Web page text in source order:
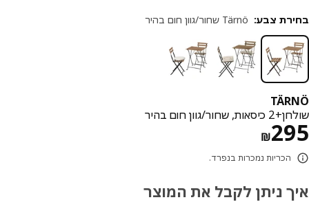
גוון חום בהיר
₪מחיר ₪ 295
הכריות נמכרות בנפרד.
צבע: Tärnö שחור/גוון חום בהיר
ניתן לקבל את המוצר